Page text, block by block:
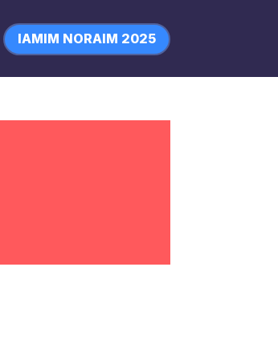
IAMIM NORAIM 2025